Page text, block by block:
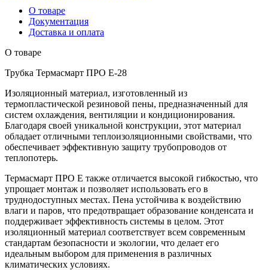
О товаре
Документация
Доставка и оплата
О товаре
Трубка Термасмарт ПРО E-28
Изоляционный материал, изготовленный из
термопластической резиновой пены, предназначенный для
систем охлаждения, вентиляции и кондиционирования.
Благодаря своей уникальной конструкции, этот материал
обладает отличными теплоизоляционными свойствами, что
обеспечивает эффективную защиту трубопроводов от
теплопотерь.
Термасмарт ПРО E также отличается высокой гибкостью, что
упрощает монтаж и позволяет использовать его в
труднодоступных местах. Пена устойчива к воздействию
влаги и паров, что предотвращает образование конденсата и
поддерживает эффективность системы в целом. Этот
изоляционный материал соответствует всем современным
стандартам безопасности и экологии, что делает его
идеальным выбором для применения в различных
климатических условиях.